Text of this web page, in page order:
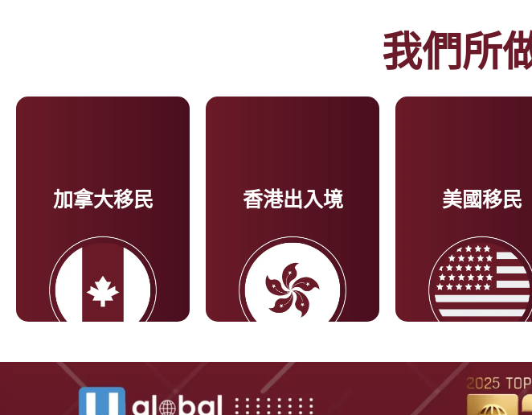
我們所
加拿大移民
了解更多 香港出入境
了解更多 美國移民
了解更多